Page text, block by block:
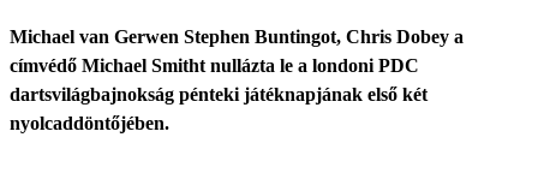
Michael van Gerwen Stephen Buntingot, Chris Dobey a
címvédő Michael Smitht nullázta le a londoni PDC
dartsvilágbajnokság pénteki játéknapjának első két
nyolcaddöntőjében.